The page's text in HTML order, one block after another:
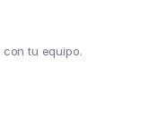
tu equipo.